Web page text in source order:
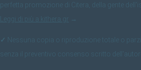
perfetta promozione di Citera, della gente
Leggi di più a kithera.gr →
✓ Nessuna copia o riproduzione totale o
senza il preventivo consenso scritto dell'autore.